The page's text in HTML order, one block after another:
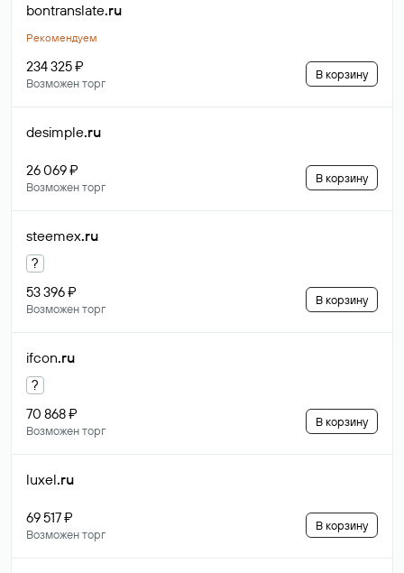
bontranslate.ru
Рекомендуем
234 325 ₽
Возможен торг
В корзину
desimple.ru
26 069 ₽
Возможен торг
В корзину
steemex.ru
?
53 396 ₽
Возможен торг
В корзину
ifcon.ru
?
70 868 ₽
Возможен торг
В корзину
luxel.ru
69 517 ₽
Возможен торг
В корзину